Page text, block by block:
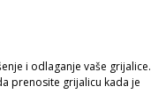
i odlaganje vaše grijalice.
prenosite grijalicu kada je